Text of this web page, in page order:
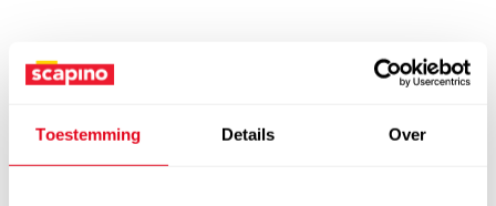
Toestemming Details Over